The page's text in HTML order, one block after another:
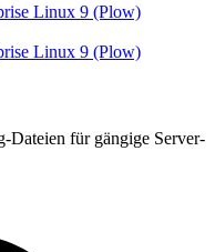
Linux 9 (Plow)
Linux 9 (Plow)
für gängige Server-